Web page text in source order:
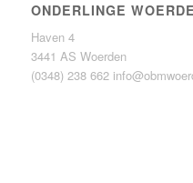
ONDERLINGE
Haven 4
3441 AS Woerden
(0348) 238 662